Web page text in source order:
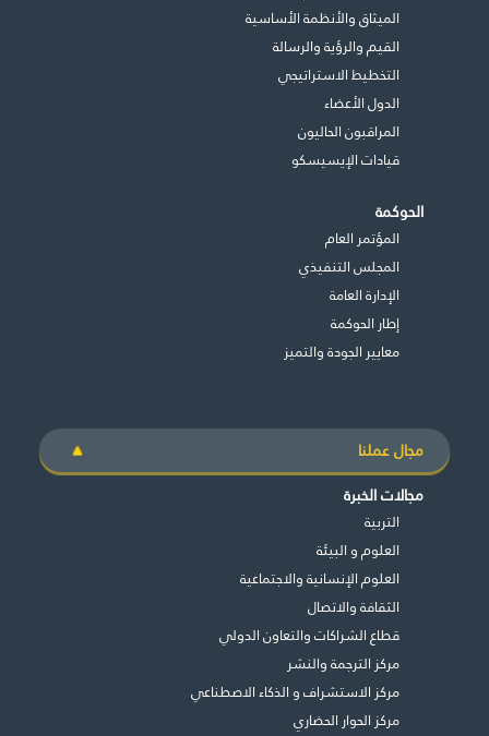
الميثاق والأنظمة الأساسية
القيم والرؤية والرسالة
التخطيط الاستراتيجي
الدول الأعضاء
المراقبون الحاليون
قيادات الإيسيسكو
الحوكمة
المؤتمر العام
المجلس التنفيذي
اﻹدارة العامة
إطار الحوكمة
معايير الجودة والتميز
مجال عملنا
مجالات الخبرة
التربية
العلوم و البيئة
العلوم الإنسانية والاجتماعية
الثقافة والاتصال
قطاع الشراكات والتعاون الدولي
مركز الترجمة والنشر
مركز الاستشراف و الذكاء الاصطناعي
مركز الحوار الحضاري